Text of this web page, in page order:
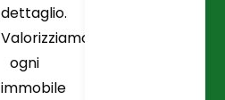
dettaglio.
Valorizziamo
ogni
immobile